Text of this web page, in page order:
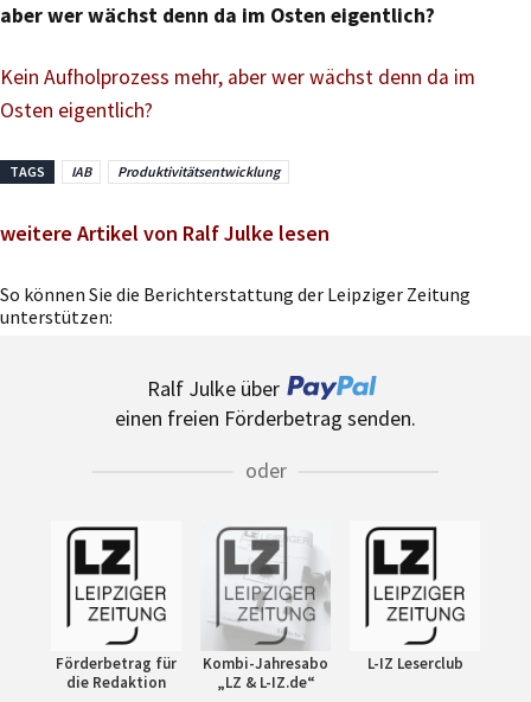
aber wer wächst denn da im Osten eigentlich?
Kein Aufholprozess mehr, aber wer wächst denn da im
Osten eigentlich?
TAGS IAB Produktivitätsentwicklung
weitere Artikel von Ralf Julke lesen
So können Sie die Berichterstattung der Leipziger Zeitung
unterstützen:
Ralf Julke über
einen freien Förderbetrag senden.
oder
Förderbetrag für
die Redaktion
Kombi-Jahresabo
„LZ & L-IZ.de“
L-IZ Leserclub